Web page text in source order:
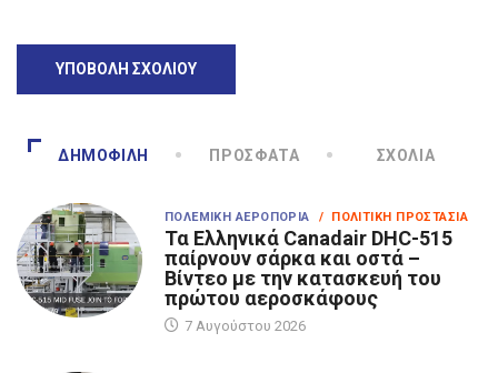
ΔΗΜΟΦΙΛΉ ΠΡΌΣΦΑΤΑ ΣΧΌΛΙΑ
ΠΟΛΕΜΙΚΉ ΑΕΡΟΠΟΡΊΑ / ΠΟΛΙΤΙΚΉ ΠΡΟΣΤΑΣΊΑ
Τα Eλληνικά Canadair DHC-515
παίρνουν σάρκα και οστά –
Βίντεο με την κατασκευή του
πρώτου αεροσκάφους
7 Αυγούστου 2026